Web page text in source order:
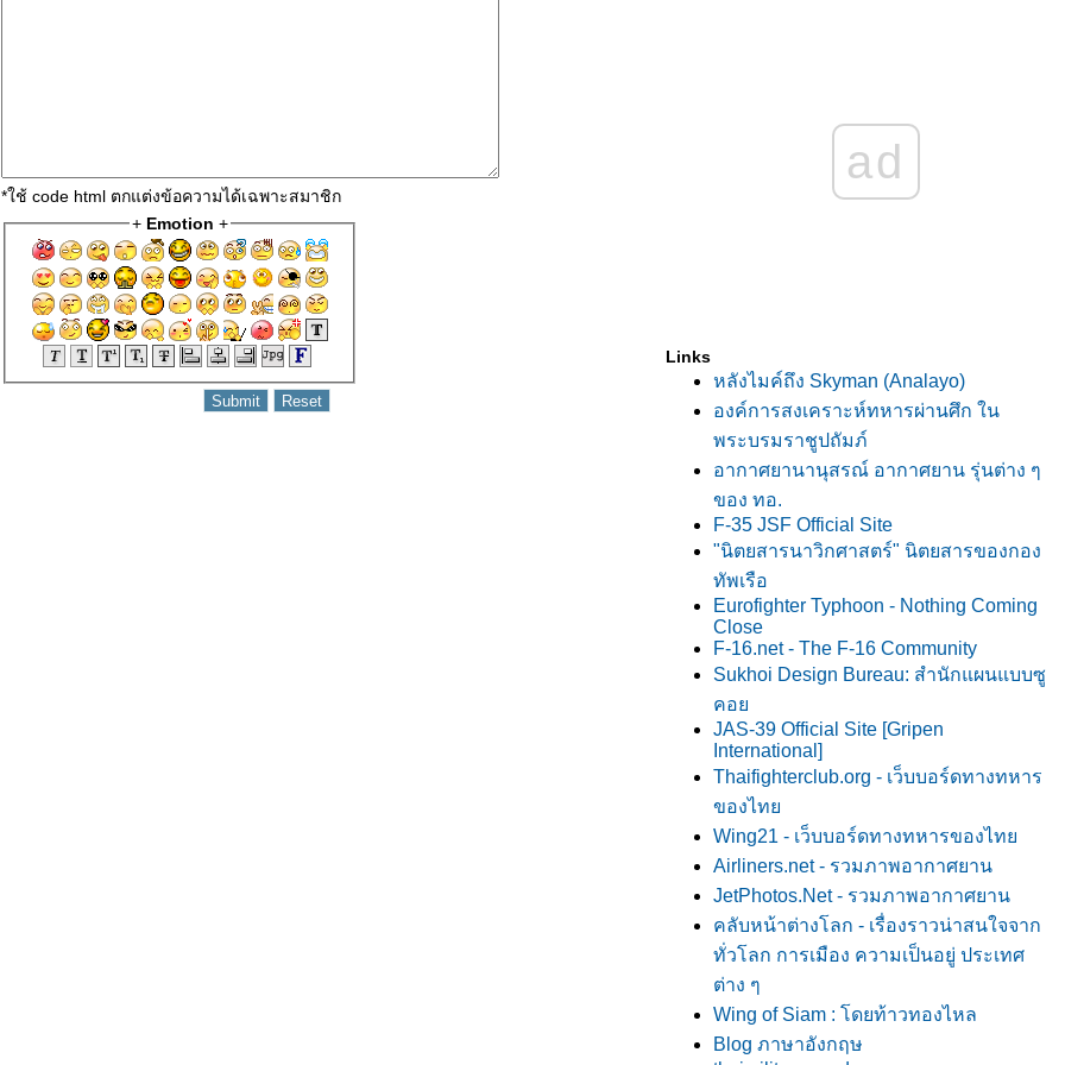
*ใช้ code html ตกแต่งข้อความได้เฉพาะสมาชิก
+ Emotion +
ad
Links
หลังไมค์ถึง Skyman (Analayo)
องค์การสงเคราะห์ทหารผ่านศึก ใน
พระบรมราชูปถัมภ์
อากาศยานานุสรณ์ อากาศยาน รุ่นต่าง ๆ
ของ ทอ.
F-35 JSF Official Site
"นิตยสารนาวิกศาสตร์" นิตยสารของกอง
ทัพเรือ
Eurofighter Typhoon - Nothing Coming
Close
F-16.net - The F-16 Community
Sukhoi Design Bureau: สำนักแผนแบบซู
คอ
JAS-39 Official Site [Gripen
International]
Thaifighterclub.org - เว็บบอร์ดทางทหาร
ของไท
Wing21 - เว็บบอร์ดทางทหารของไท
Airliners.net - รวมภาพอากาศยาน
JetPhotos.Net - รวมภาพอากาศยาน
คลับหน้าต่างโลก - เรื่องราวน่าสนใจจาก
ทั่วโลก การเมือง ความเป็นอยู่ ประเทศ
ต่าง ๆ
Wing of Siam : โดยท้าวทองไหล
Blog ภาษาอังกฤษ